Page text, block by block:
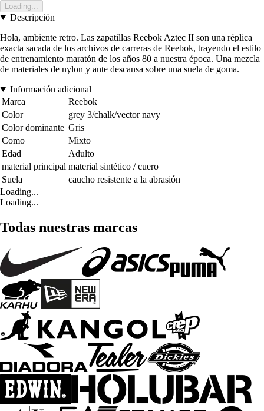
Loading...
Descripción
Hola, ambiente retro. Las zapatillas Reebok Aztec II son una réplica
exacta sacada de los archivos de carreras de Reebok, trayendo el estilo
de entrenamiento maratón de los años 80 a nuestra época. Una mezcla
de materiales de nylon y ante descansa sobre una suela de goma.
Información adicional
Marca
Reebok
Color
grey 3/chalk/vector navy
Color dominante Gris
Como
Mixto
Edad
Adulto
material principal material sintético / cuero
Suela
caucho resistente a la abrasión
Loading...
Loading...
Todas nuestras marcas